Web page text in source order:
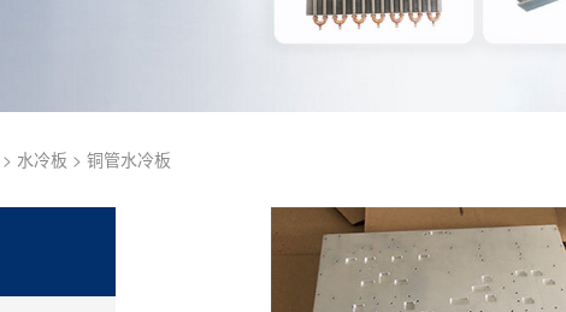
> 水冷板 > 铜管水冷板